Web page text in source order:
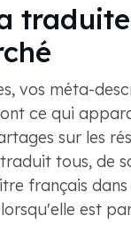
vos méta-
ce qui
sur les
tous, de
français
est